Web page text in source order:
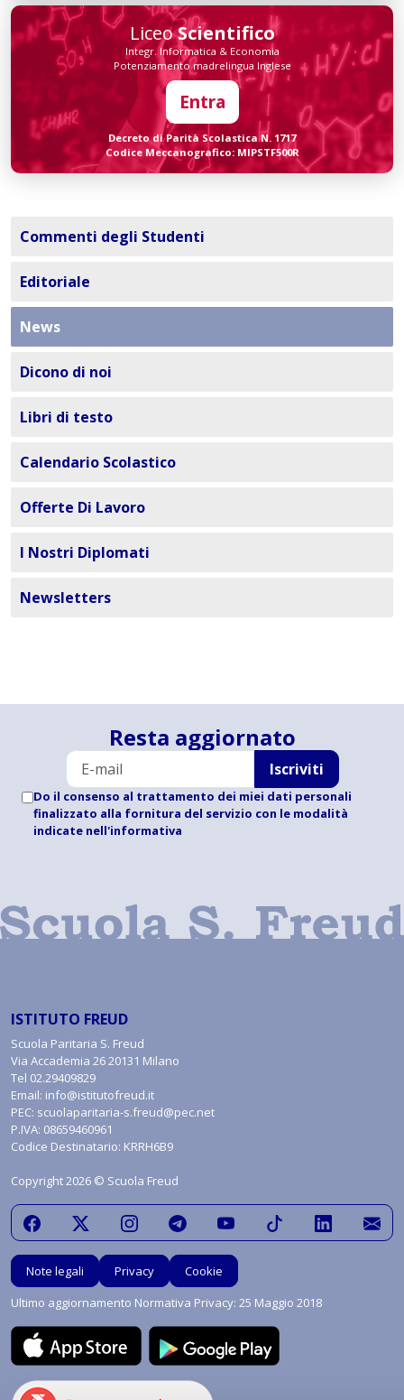
LiceoScientifico
Integr. Informatica & Economia
Potenziamento madrelingua Inglese
Entra
Decreto di Parità Scolastica N. 1717
Codice Meccanografico: MIPSTF500R
Commenti degli Studenti
Editoriale
News
Dicono di noi
Libri di testo
Calendario Scolastico
Offerte Di Lavoro
I Nostri Diplomati
Newsletters
Resta aggiornato
Iscriviti
Do il consenso al trattamento dei miei dati personali
finalizzato alla fornitura del servizio con le modalità
indicate nell'informativa
ISTITUTO FREUD
Scuola Paritaria S. Freud
Via Accademia 26 20131 Milano
Tel 02.29409829
Email: info@istitutofreud.it
PEC: scuolaparitaria-s.freud@pec.net
P.IVA: 08659460961
Codice Destinatario: KRRH6B9
Copyright 2026 © Scuola Freud
Note legali Privacy
Cookie
Ultimo aggiornamento Normativa Privacy: 25 Maggio 2018